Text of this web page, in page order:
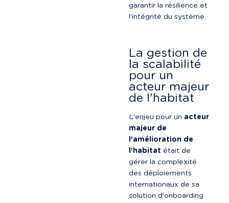
garantir la résilience et
l'intégrité du système.
La gestion de
la scalabilité
pour un
acteur majeur
de l'habitat
L'enjeu pour un acteur
majeur de
l'amélioration de
l'habitat était de
gérer la complexité
des déploiements
internationaux de sa
solution d'onboarding